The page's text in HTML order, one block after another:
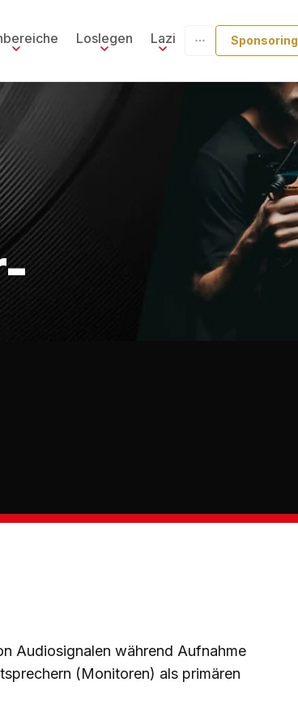
Loslegen Lazi Sponsoring
Audiosignalen während Aufnahme
(Monitoren) als primären